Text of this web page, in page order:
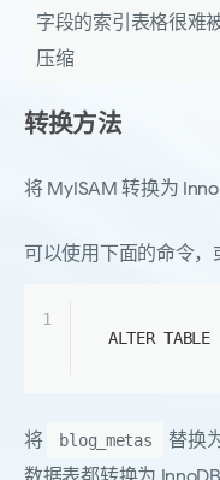
字段的索引表格很难
压缩
转换方法
将 MyISAM 转换为
可以使用下面的命令，
1
ALTER
将 blog_metas
替换